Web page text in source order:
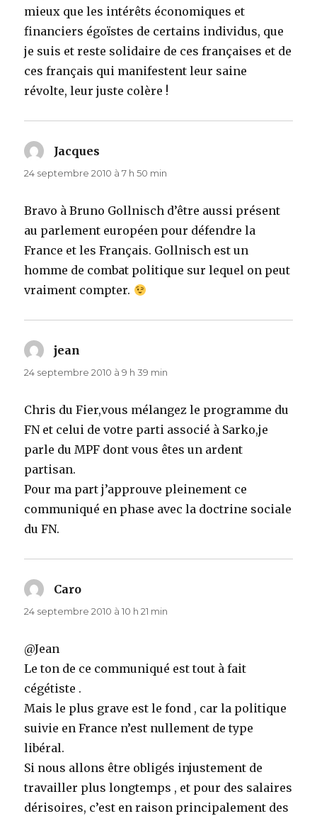
mieux que les intérêts économiques et
financiers égoïstes de certains individus, que
je suis et reste solidaire de ces françaises et de
ces français qui manifestent leur saine
révolte, leur juste colère !
Jacques
24 septembre 2010 à 7 h 50 min
Bravo à Bruno Gollnisch d’être aussi présent
au parlement européen pour défendre la
France et les Français. Gollnisch est un
homme de combat politique sur lequel on peut
vraiment compter.
jean
24 septembre 2010 à 9 h 39 min
Chris du Fier,vous mélangez le programme du
FN et celui de votre parti associé à Sarko,je
parle du MPF dont vous êtes un ardent
partisan.
Pour ma part j’approuve pleinement ce
communiqué en phase avec la doctrine sociale
du FN.
Caro
24 septembre 2010 à 10 h 21 min
@Jean
Le ton de ce communiqué est tout à fait
cégétiste .
Mais le plus grave est le fond , car la politique
suivie en France n’est nullement de type
libéral.
Si nous allons être obligés injustement de
travailler plus longtemps , et pour des salaires
dérisoires, c’est en raison principalement des